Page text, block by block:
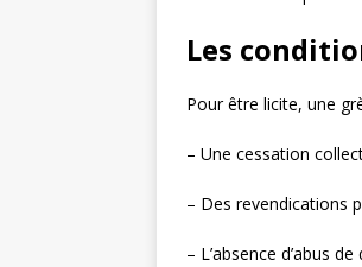
Les
Pour être licite, une
– Une cessation
– Des revendications
– L’absence d’abus